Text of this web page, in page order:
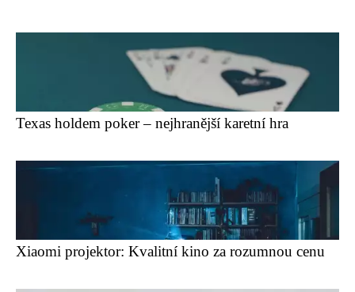
Texas holdem poker – nejhranější karetní hra
Xiaomi projektor: Kvalitní kino za rozumnou cenu